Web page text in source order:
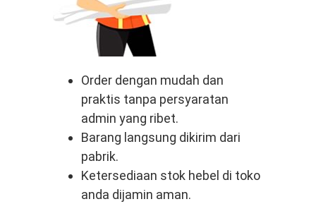
Order dengan mudah dan
praktis tanpa persyaratan
admin yang ribet.
Barang langsung dikirim dari
pabrik.
Ketersediaan stok hebel di toko
anda dijamin aman.